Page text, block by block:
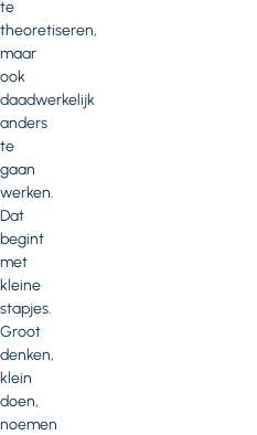
te
theoretiseren,
maar
ook
daadwerkelijk
anders
te
gaan
werken.
Dat
begint
met
kleine
stapjes.
Groot
denken,
klein
doen,
noemen